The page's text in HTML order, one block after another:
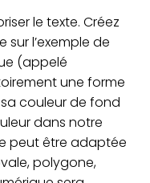
le texte. Créez
l’exemple de
(appelé
une forme
couleur de fond
dans notre
peut être adaptée
polygone,